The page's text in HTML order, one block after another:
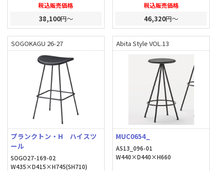
税込販売価格
38,100円～
税込販売価格
46,320円～
SOGOKAGU 26-27
プランクトン・H ハイスツ
ール
SOGO27-169-02
W435×D415×H745(SH710)
Abita Style VOL.13
MUC0654_
AS13_096-01
W440×D440×H660